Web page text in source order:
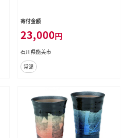
寄付金額
23,000円
石川県能美市
常温